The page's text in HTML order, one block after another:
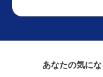
あなたの気に